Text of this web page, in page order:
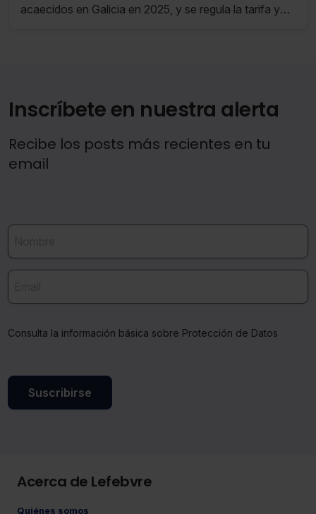
acaecidos en Galicia en 2025, y se regula la tarifa y
Inscríbete en nuestra alerta
Recibe los posts más recientes en tu
email
Consulta la información básica sobre Protección de Datos
Suscribirse
Acerca de Lefebvre
Quiénes somos